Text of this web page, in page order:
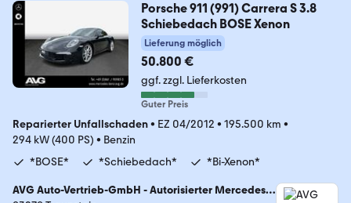
Porsche 911 (991) Carrera S 3.8
Schiebedach BOSE Xenon
Lieferung möglich
50.800 €
ggf. zzgl. Lieferkosten
Guter Preis
Reparierter Unfallschaden• EZ 04/2012 • 195.500 km •
294 kW (400 PS) • Benzin
*BOSE*
*Schiebedach* *Bi-Xenon*
AVG Auto-Vertrieb-GmbH - Autorisierter Mercedes-